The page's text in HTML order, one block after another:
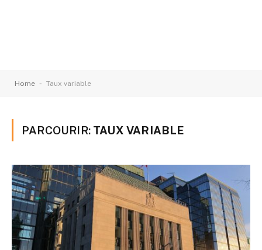
Home - Taux variable
PARCOURIR: TAUX VARIABLE